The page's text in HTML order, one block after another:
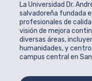
La Universidad Dr.
salvadoreña fundada
profesionales de
visión de mejora
diversas áreas,
humanidades, y
campus central en